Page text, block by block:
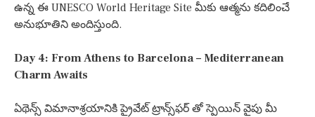
ఉన్న ఈ UNESCO World Heritage Site మీకు ఆత్మను కదిలించే
అనుభూతిని అందిస్తుంది.
Day 4: From Athens to Barcelona – Mediterranean
Charm Awaits
ఏథెన్స్ విమానాశ్రయానికి ప్రైవేట్ ట్రాన్స్‌ఫర్ తో స్పెయిన్ వైపు మీ